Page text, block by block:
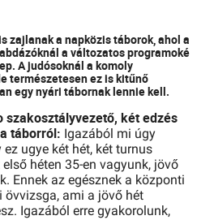
zajlanak a napközis táborok, ahol a
a változatos programoké
A judósoknál a komoly
természetesen ez is kitűnő
egy nyári tábornak lennie kell.
szakosztályvezető, két edzés
táborról: Igazából mi úgy
ugye két hét, két turnus
héten 35-en vagyunk, jövő
Ennek az egésznek a központi
övvizsga, ami a jövő hét
Igazából erre gyakorolunk,